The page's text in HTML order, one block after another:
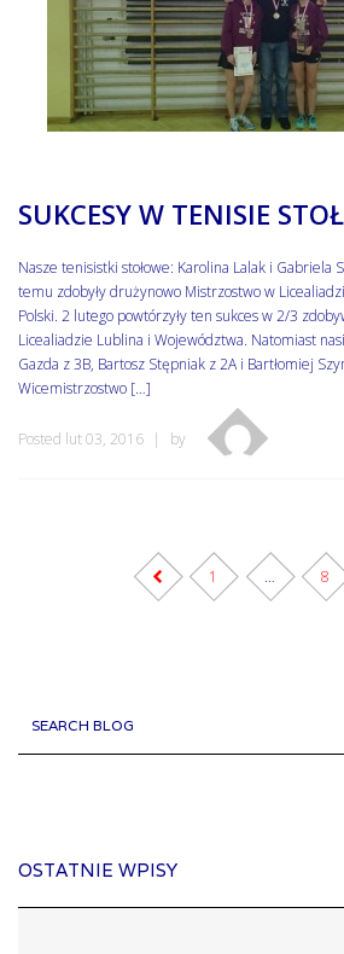
SUKCESY W TENISIE
Nasze tenisistki stołowe: Karolina Lalak i Gabriela
temu zdobyły drużynowo Mistrzostwo w
Polski. 2 lutego powtórzyły ten sukces w 2/3
Licealiadzie Lublina i Województwa. Natomiast
Gazda z 3B, Bartosz Stępniak z 2A i Bartłomiej
Wicemistrzostwo […]
Posted lut 03, 2016 by
1 … 8
SEARCH BLOG
OSTATNIE WPISY